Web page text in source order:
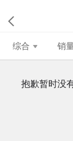
综合 销
抱歉暂时没